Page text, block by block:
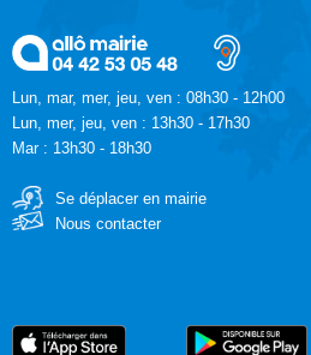
Lun, mar, mer, jeu, ven : 08h30 - 12h00
Lun, mer, jeu, ven : 13h30 - 17h30
Mar : 13h30 - 18h30
Se déplacer en mairie
Nous contacter